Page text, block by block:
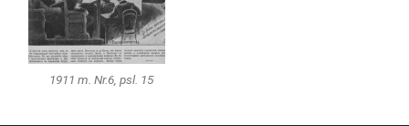
1911 m. Nr.6, psl. 15